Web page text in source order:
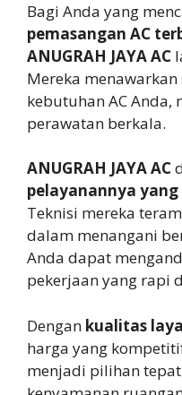
Bagi Anda yang
pemasangan AC
ANUGRAH JAYA AC
Mereka
kebutuhan AC
perawatan berkala.
ANUGRAH JAYA AC
pelayanannya
Teknisi mereka
dalam menangani
Anda dapat
pekerjaan yang rapi
Dengan kualitas
harga yang
menjadi pilihan